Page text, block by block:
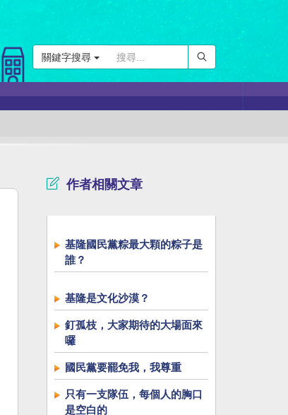
關鍵字搜尋
作者相關文章
基隆國民黨粽最大顆的粽子是
誰？
基隆是文化沙漠？
釘孤枝，大家期待的大場面來
囉
國民黨要罷免我，我尊重
只有一支隊伍，每個人的胸口
是空白的